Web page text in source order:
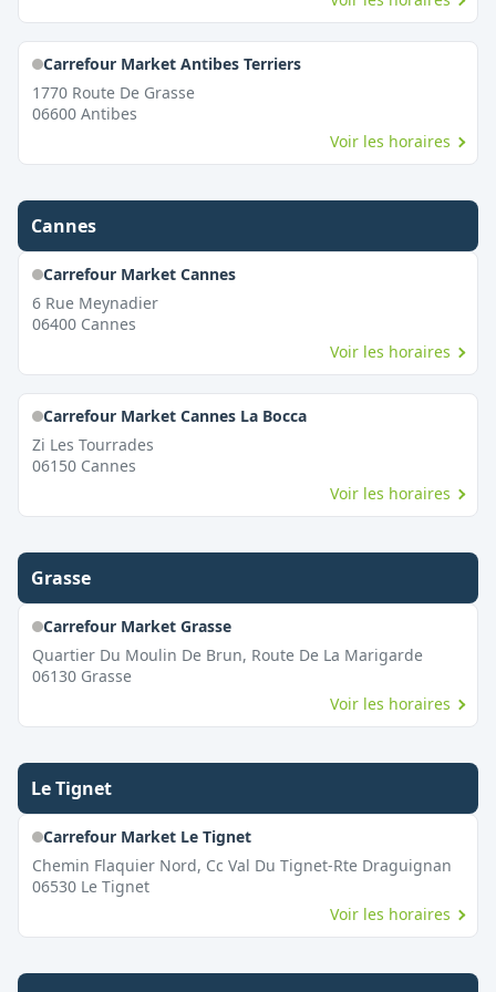
Carrefour Market Antibes Terriers
1770 Route De Grasse
06600 Antibes
Voir les horaires
Cannes
Carrefour Market Cannes
6 Rue Meynadier
06400 Cannes
Voir les horaires
Carrefour Market Cannes La Bocca
Zi Les Tourrades
06150 Cannes
Voir les horaires
Grasse
Carrefour Market Grasse
Quartier Du Moulin De Brun, Route De La Marigarde
06130 Grasse
Voir les horaires
Le Tignet
Carrefour Market Le Tignet
Chemin Flaquier Nord, Cc Val Du Tignet-Rte Draguignan
06530 Le Tignet
Voir les horaires